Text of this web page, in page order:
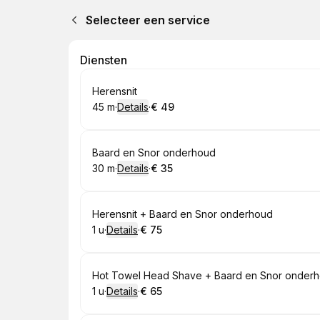
Selecteer een service
Diensten
Boek
Herensnit
.Duur:
45 m·Details·
.Prijs:
€ 49
Boek
Baard en Snor onderhoud
.Duur:
30 m·Details·
.Prijs:
€ 35
Boek
Herensnit + Baard en Snor onderhoud
. Duur:
1 u·Details·
.Prijs:
€ 75
Boek
Hot Towel Head Shave + Baard en Snor
. Duur:
1 u·Details·
.Prijs:
€ 65